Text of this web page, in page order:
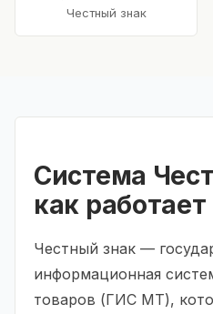
Честный знак
Система
как
Честный знак —
информационная
товаров (ГИС МТ),